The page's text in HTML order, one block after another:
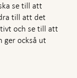
se till att
till att det
och se till att
ger också ut